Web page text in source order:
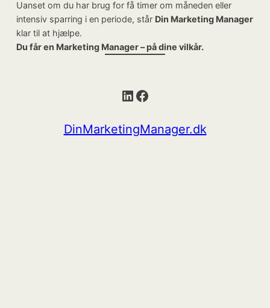
Uanset om du har brug for få timer om måneden eller
intensiv sparring i en periode, står Din Marketing Manager
klar til at hjælpe.
Du får en Marketing Manager – på dine vilkår.
LinkedIn
Facebook
DinMarketingManager.dk